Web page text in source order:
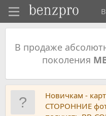
В продаже
поколения
Новичкам -
СТОРОННИЕ